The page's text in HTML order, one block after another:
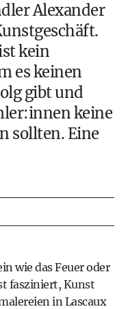
Alexander
kein
es keinen
gibt und
keine
sollten. Eine
wie das Feuer oder
fasziniert, Kunst
in Lascaux